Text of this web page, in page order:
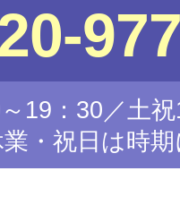
19：30／土
業・祝日は時